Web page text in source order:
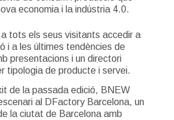
economia i la indústria 4.0.
tots els seus visitants accedir a
i a les últimes tendències de
presentacions i un directori
tipologia de producte i servei.
de la passada edició, BNEW
al DFactory Barcelona, un
la ciutat de Barcelona amb